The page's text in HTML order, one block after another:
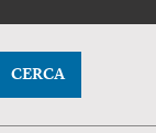
CERCA